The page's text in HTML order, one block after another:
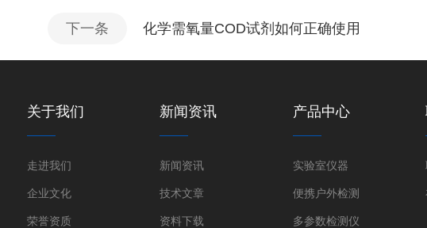
下一条 化学需氧量COD试剂如何正确使用
关于我们
走进我们
企业文化
荣誉资质
新闻资讯
新闻资讯
技术文章
资料下载
产品中心
实验室仪器
便携户外检测
多参数检测仪